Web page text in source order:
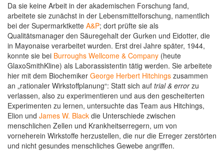
Da sie keine Arbeit in der akademischen Forschung fand,
arbeitete sie zunächst in der Lebensmittelforschung, namentlich
bei der Supermarktkette A&P; dort prüfte sie als
Qualitätsmanager den Säuregehalt der Gurken und Eidotter, die
in Mayonaise verarbeitet wurden. Erst drei Jahre später, 1944,
konnte sie bei Burroughs Wellcome & Company (heute
GlaxoSmithKline) als Laborassistentin tätig werden. Sie arbeitete
hier mit dem Biochemiker George Herbert Hitchings zusammen
an „rationaler Wirkstoffplanung“: Statt sich auf trial & errorzu
verlassen, also zu experimentieren und aus den gescheiterten
Experimenten zu lernen, untersuchte das Team aus Hitchings,
Elion und James W. Black die Unterschiede zwischen
menschlichen Zellen und Krankheitserregern, um von
vorneherein Wirkstoffe herzustellen, die nur die Erreger zerstörten
und nicht gesundes menschliches Gewebe angriffen.